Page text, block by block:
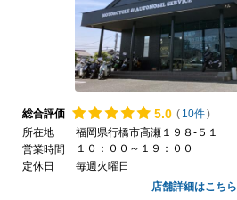
総合評価 5.0 ( 10件)
所在地
福岡県行橋市高瀬１９８-５１
営業時間
１０：００～１９：００
定休日
毎週火曜日
店舗詳細はこちら